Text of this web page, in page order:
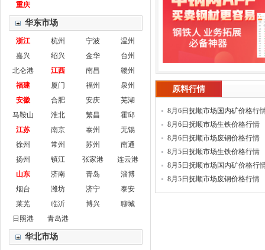
重庆
华东市场
浙江 杭州 宁波
温州
嘉兴
绍兴 金华
台州
北仑港
江西 南昌
赣州
福建
厦门 福州
泉州
安徽
合肥 安庆
芜湖
马鞍山
淮北 繁昌
霍邱
江苏
南京 泰州
无锡
徐州
常州 苏州
南通
扬州
镇江 张家港
连云港
山东
济南 青岛
淄博
烟台
潍坊 济宁
泰安
莱芜
临沂 博兴
聊城
日照港
青岛港
华北市场
原料行情
8月6日抚顺市场国内矿价格行
8月6日抚顺市场生铁价格行情
8月6日抚顺市场废钢价格行情
8月5日抚顺市场生铁价格行情
8月5日抚顺市场国内矿价格行
8月5日抚顺市场废钢价格行情